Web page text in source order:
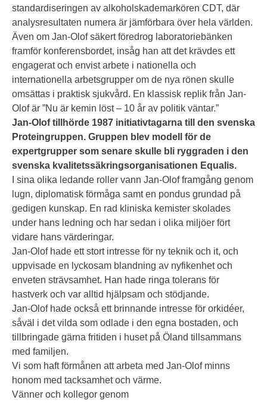
standardiseringen av alkoholskademarkören CDT, där
analysresultaten numera är jämförbara över hela världen.
Även om Jan-Olof säkert föredrog laboratoriebänken
framför konferensbordet, insåg han att det krävdes ett
engagerat och envist arbete i nationella och
internationella arbetsgrupper om de nya rönen skulle
omsättas i praktisk sjukvård. En klassisk replik från Jan-
Olof är ”Nu är kemin löst – 10 år av politik väntar.”
Jan-Olof tillhörde 1987 initiativtagarna till den svenska
Proteingruppen. Gruppen blev modell för de
expertgrupper som senare skulle bli ryggraden i den
svenska kvalitetssäkringsorganisationen Equalis.
I sina olika ledande roller vann Jan-Olof framgång genom
lugn, diplomatisk förmåga samt en pondus grundad på
gedigen kunskap. En rad kliniska kemister skolades
under hans ledning och har sedan i olika miljöer fört
vidare hans värderingar.
Jan-Olof hade ett stort intresse för ny teknik och it, och
uppvisade en lyckosam blandning av nyfikenhet och
enveten strävsamhet. Han hade ringa tolerans för
hastverk och var alltid hjälpsam och stödjande.
Jan-Olof hade också ett brinnande intresse för orkidéer,
såväl i det vilda som odlade i den egna bostaden, och
tillbringade gärna fritiden i huset på Öland tillsammans
med familjen.
Vi som haft förmånen att arbeta med Jan-Olof minns
honom med tacksamhet och värme.
Vänner och kollegor genom